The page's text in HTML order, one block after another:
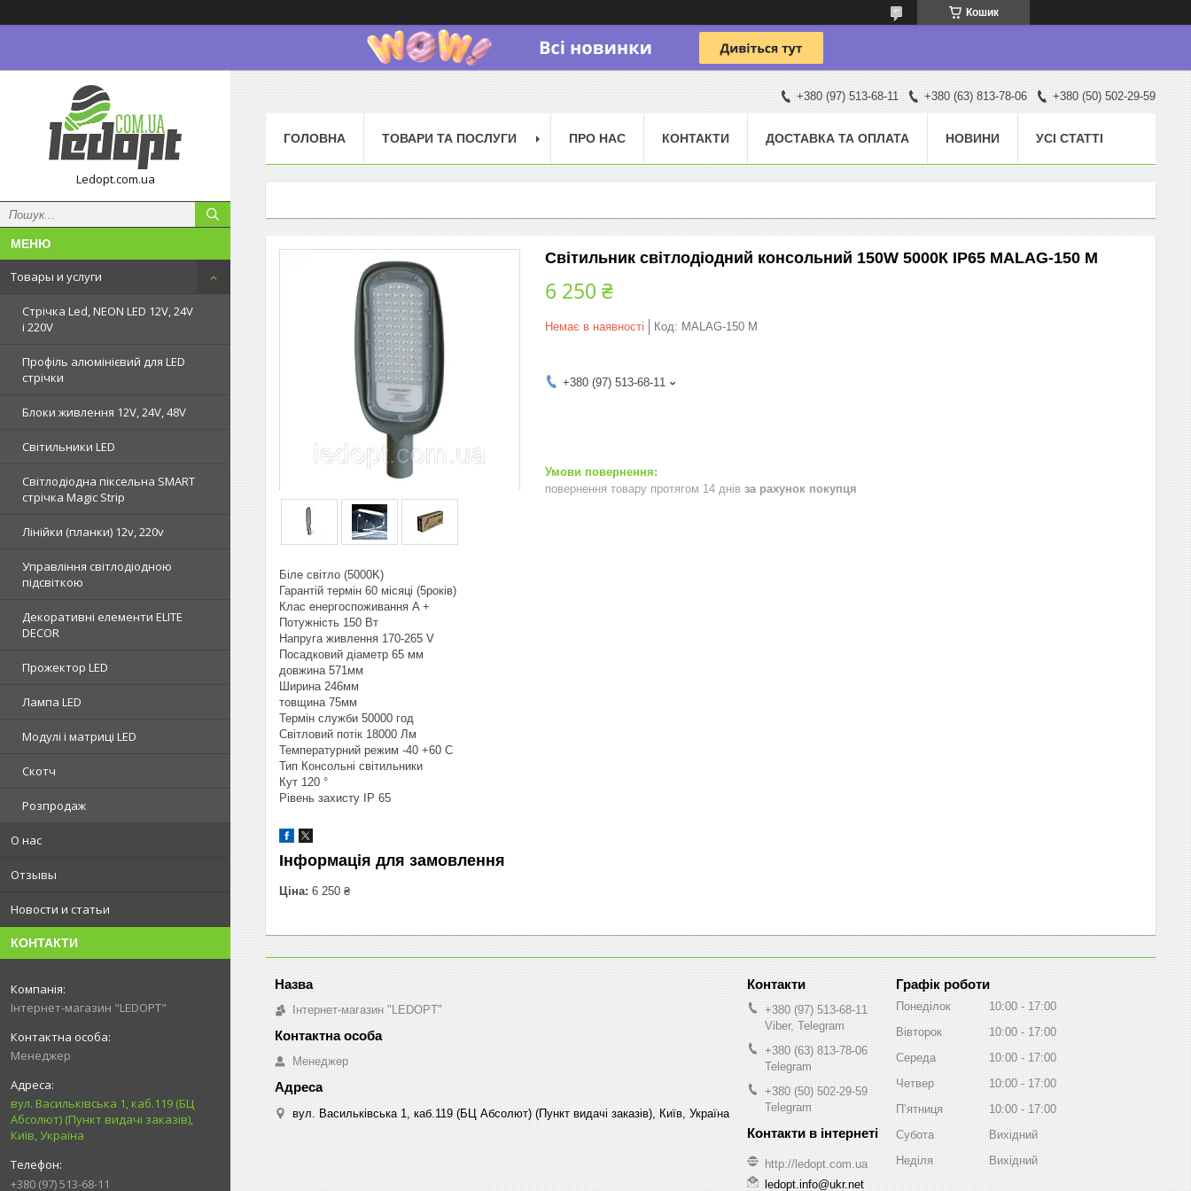
Кошик
Ledopt.com.ua
Товары и услуги
Стрічка Led, NEON LED 12V, 24V
і 220V
Профіль алюмінієвий для LED
стрічки
Блоки живлення 12V, 24V, 48V
Світильники LED
Світлодіодна піксельна SMART
стрічка Magic Strip
Лінійки (планки) 12v, 220v
Управління світлодіодною
підсвіткою
Декоративні елементи ELITE
DECOR
Прожектор LED
Лампа LED
Модулі і матриці LED
Скотч
Розпродаж
О нас
Отзывы
Новости и статьи
КОНТАКТИ
Інтернет-магазин "LEDOPT"
Менеджер
вул. Васильківська 1, каб.119 (БЦ
Абсолют) (Пункт видачі заказів),
Київ, Україна
+380 (97) 513-68-11
+380 (97) 513-68-11 +380 (63) 813-78-06 +380 (50) 502-29-59
ГОЛОВНА ТОВАРИ ТА ПОСЛУГИ ПРО НАС КОНТАКТИ ДОСТАВКА ТА ОПЛАТА НОВИНИ УСІ СТАТТІ
Світильник світлодіодний консольний 150W 5000К IP65 MALAG-150 M
6 250 ₴
Немає в наявності Код: MALAG-150 M
+380 (97) 513-68-11
повернення товару протягом 14 днів за рахунок покупця
Біле світло (5000K)
Гарантій термін 60 місяці (5років)
Клас енергоспоживання A +
Потужність 150 Вт
Напруга живлення 170-265 V
Посадковий діаметр 65 мм
довжина 571мм
Ширина 246мм
товщина 75мм
Термін служби 50000 год
Світловий потік 18000 Лм
Температурний режим -40 +60 C
Тип Консольні світильники
Кут 120 °
Рівень захисту IP 65
Інформація для замовлення
Ціна: 6 250 ₴
Інтернет-магазин "LEDOPT"
Менеджер
вул. Васильківська 1, каб.119 (БЦ Абсолют) (Пункт видачі заказів), Київ, Україна
+380 (97) 513-68-11
Viber, Telegram
+380 (63) 813-78-06
Telegram
+380 (50) 502-29-59
Telegram
http://ledopt.com.ua
ledopt.info@ukr.net
Графік роботи
Понеділок 10:00
17:00
Вівторок
10:00
17:00
Середа
10:00
17:00
Четвер
10:00
17:00
Пʼятниця
10:00
17:00
Субота
Вихідний
Неділя
Вихідний